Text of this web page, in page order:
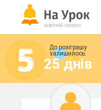
До розіграшу
залишилось:
25 днів